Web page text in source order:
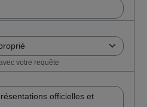
votre requête